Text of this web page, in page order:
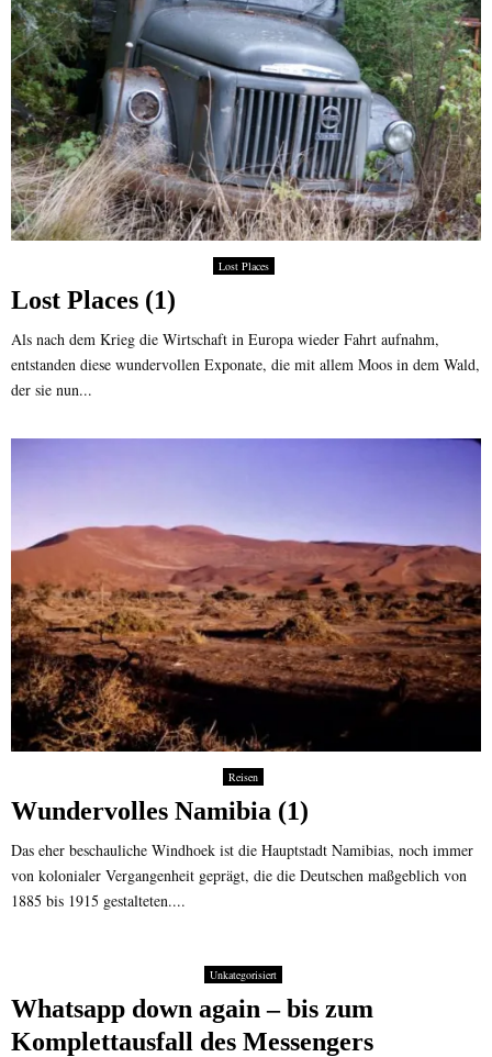
Lost Places
Lost Places (1)
Als nach dem Krieg die Wirtschaft in Europa wieder Fahrt aufnahm,
entstanden diese wundervollen Exponate, die mit allem Moos in dem Wald,
der sie nun...
Reisen
Wundervolles Namibia (1)
Das eher beschauliche Windhoek ist die Hauptstadt Namibias, noch immer
von kolonialer Vergangenheit geprägt, die die Deutschen maßgeblich von
1885 bis 1915 gestalteten....
Unkategorisiert
Whatsapp down again – bis zum
Komplettausfall des Messengers